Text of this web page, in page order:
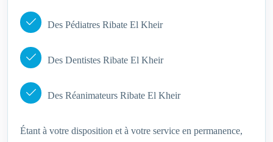
Des Pédiatres Ribate El Kheir
Des Dentistes Ribate El Kheir
Des Réanimateurs Ribate El Kheir
Étant à votre disposition et à votre service en permanence,